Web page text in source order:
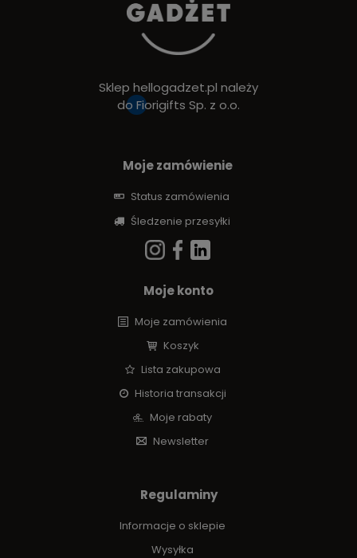
Sklep hellogadzet.pl należy
do Fiorigifts Sp. z o.o.
Moje zamówienie
Status zamówienia
Śledzenie przesyłki
Moje konto
Moje zamówienia
Koszyk
Lista zakupowa
Historia transakcji
Moje rabaty
Newsletter
Regulaminy
Informacje o sklepie
Wysyłka